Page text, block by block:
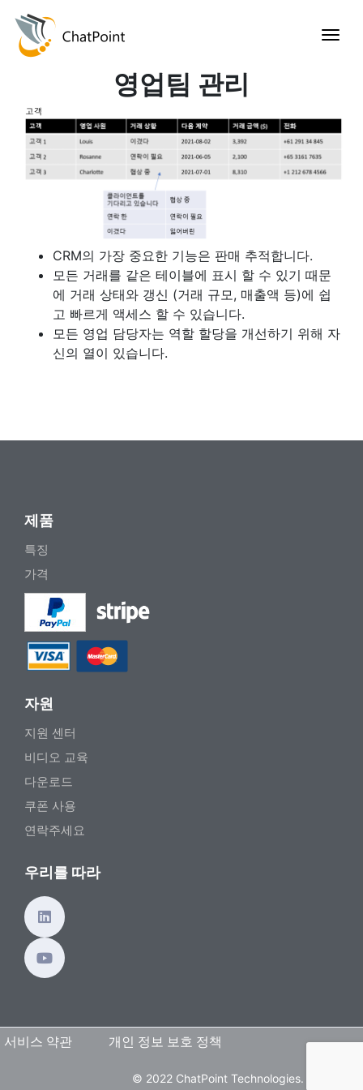
영업팀 관리
CRM의 가장 중요한 기능은 판매 추적합니다.
모든 거래를 같은 테이블에 표시 할 수 있기 때문
에 거래 상태와 갱신 (거래 규모, 매출액 등)에 쉽
고 빠르게 액세스 할 수 있습니다.
모든 영업 담당자는 역할 할당을 개선하기 위해 자
신의 열이 있습니다.
제품
특징
가격
자원
지원 센터
비디오 교육
다운로드
쿠폰 사용
연락주세요
우리를 따라
서비스 약관 개인 정보 보호 정책
© 2022 ChatPoint Technologies. 판권 소유.